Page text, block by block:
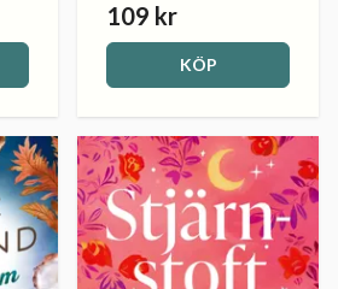
109 kr
KÖP